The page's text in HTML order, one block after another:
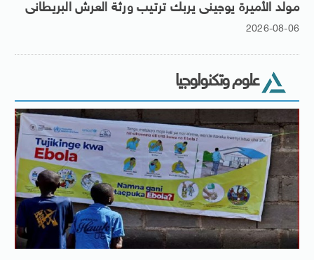
مولد الأميرة يوجينى يربك ترتيب ورثة العرش البريطانى
2026-08-06
علوم وتكنولوجيا